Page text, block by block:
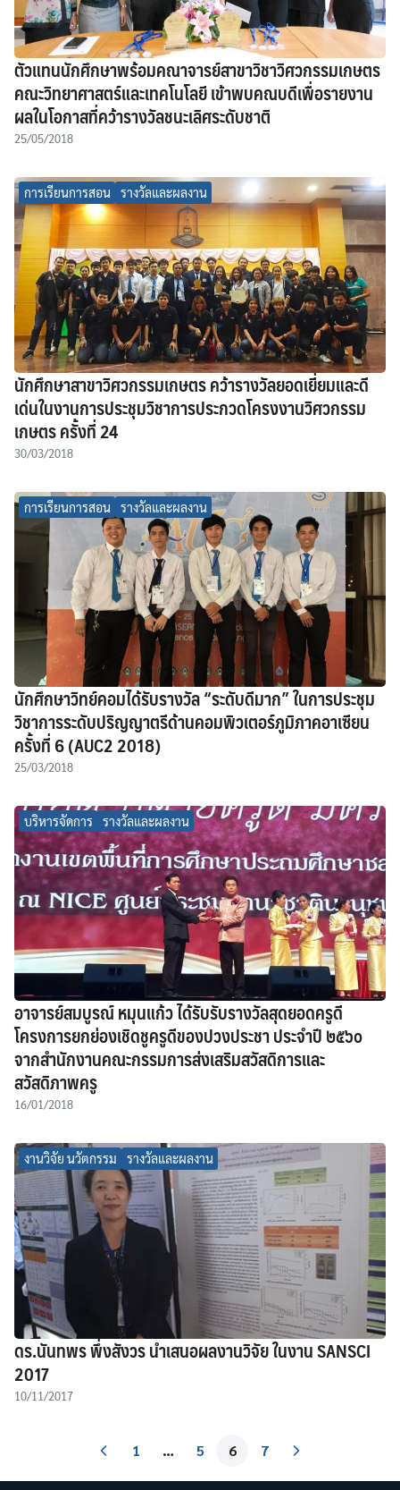
ตัวแทนนักศึกษาพร้อมคณาจารย์สาขาวิชาวิศวกรรมเกษตร
คณะวิทยาศาสตร์และเทคโนโลยี เข้าพบคณบดีเพื่อรายงาน
ผลในโอกาสที่คว้ารางวัลชนะเลิศระดับชาติ
25/05/2018
การเรียนการสอน รางวัลและผลงาน
นักศึกษาสาขาวิศวกรรมเกษตร คว้ารางวัลยอดเยี่ยมและดี
เด่นในงานการประชุมวิชาการประกวดโครงงานวิศวกรรม
เกษตร ครั้งที่ 24
30/03/2018
การเรียนการสอน รางวัลและผลงาน
นักศึกษาวิทย์คอมได้รับรางวัล “ระดับดีมาก” ในการประชุม
วิชาการระดับปริญญาตรีด้านคอมพิวเตอร์ภูมิภาคอาเซียน
ครั้งที่ 6 (AUC2 2018)
25/03/2018
บริหารจัดการ รางวัลและผลงาน
อาจารย์สมบูรณ์ หมุนแก้ว ได้รับรับรางวัลสุดยอดครูดี
โครงการยกย่องเชิดชูครูดีของปวงประชา ประจำปี ๒๕๖๐
จากสำนักงานคณะกรรมการส่งเสริมสวัสดิการและ
สวัสดิภาพครู
16/01/2018
งานวิจัย นวัตกรรม รางวัลและผลงาน
ดร.นันทพร พึ่งสังวร นำเสนอผลงานวิจัย ในงาน SANSCI
2017
10/11/2017
1 … 5 6 7